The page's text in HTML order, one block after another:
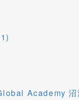
Academy 沼